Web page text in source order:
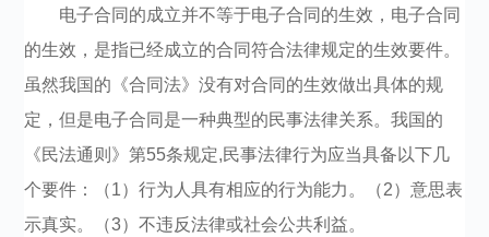
电子合同的成立并不等于电子合同的生效，电子合同
的生效，是指已经成立的合同符合法律规定的生效要件。
虽然我国的《合同法》没有对合同的生效做出具体的规
定，但是电子合同是一种典型的民事法律关系。我国的
《民法通则》第55条规定,民事法律行为应当具备以下几
个要件：（1）行为人具有相应的行为能力。（2）意思表
示真实。（3）不违反法律或社会公共利益。